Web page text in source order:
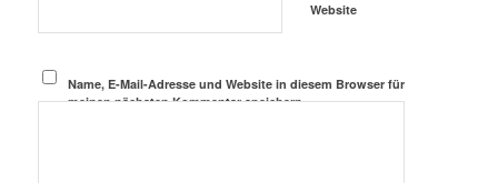
Website
Name, E-Mail-Adresse und Website in diesem Browser für
meinen nächsten Kommentar speichern.